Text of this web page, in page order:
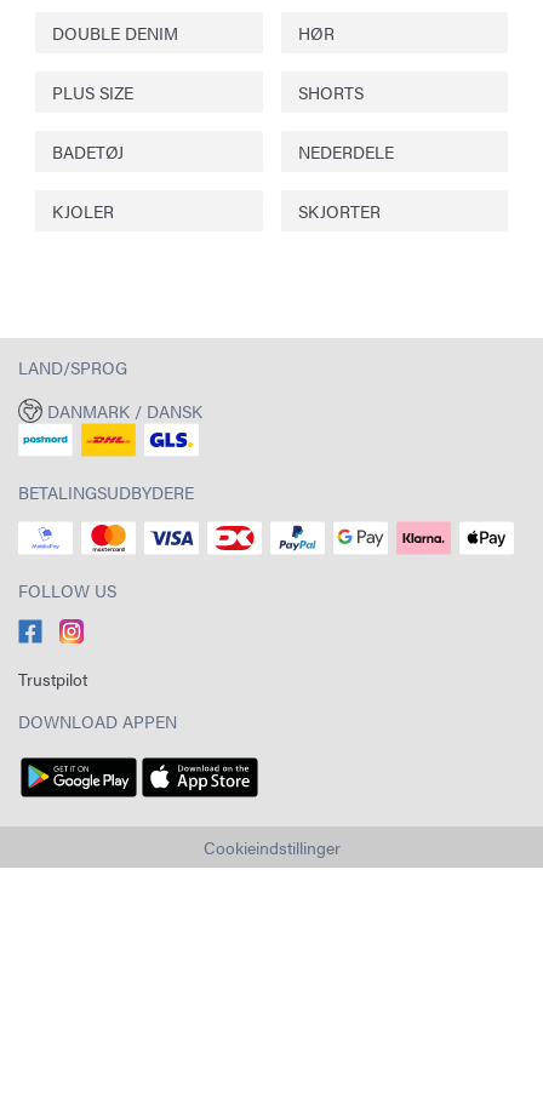
DOUBLE DENIM HØR
PLUS SIZE SHORTS
BADETØJ NEDERDELE
KJOLER SKJORTER
LAND/SPROG
DANMARK / DANSK
BETALINGSUDBYDERE
FOLLOW US
Trustpilot
DOWNLOAD APPEN
Cookieindstillinger